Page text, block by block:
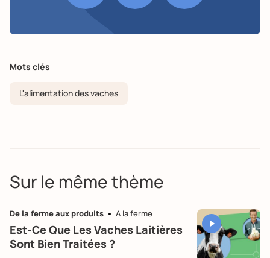
Mots clés
L'alimentation des vaches
Sur le même thème
De la ferme aux produits A la ferme
Est-Ce Que Les Vaches Laitières
Sont Bien Traitées ?